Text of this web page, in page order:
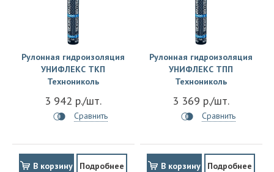
Рулонная гидроизоляция
УНИФЛЕКС ТКП
Технониколь
3 942 р./шт.
Сравнить
В корзину Подробнее
Рулонная гидроизоляция
УНИФЛЕКС ТПП
Технониколь
3 369 р./шт.
Сравнить
В корзину Подробнее